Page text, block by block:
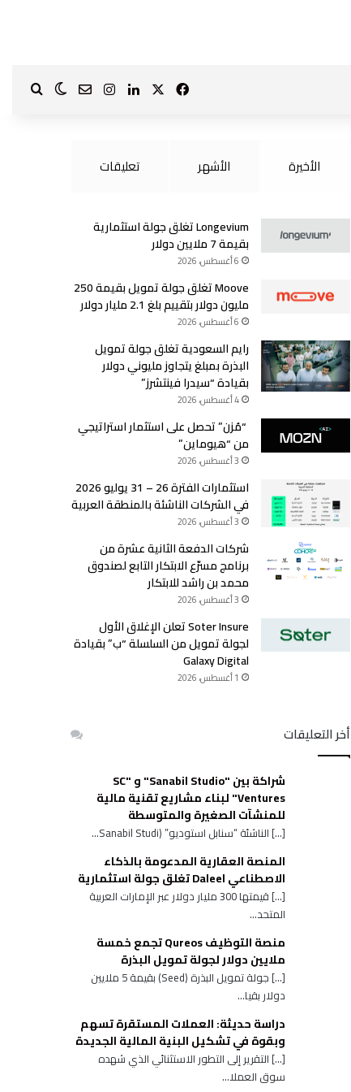
فيسبوك لينكدإنانستقرامالوضعبحث
الأخيرة الأشهر تعليقات
Longevium تغلق جولة استثمارية
بقيمة 7 ملايين دولار
6 أغسطس، 2026
Moove تغلق جولة تمويل بقيمة 250
مليون دولار بتقييم بلغ 2.1 مليار دولار
6 أغسطس، 2026
رايم السعودية تغلق جولة تمويل
البذرة بمبلغ يتجاوز مليوني دولار
بقيادة “سيدرا فينتشرز”
4 أغسطس، 2026
“مُزن” تحصل على استثمار استراتيجي
من “هيوماين”
3 أغسطس، 2026
استثمارات الفترة 26 – 31 يوليو 2026
في الشركات الناشئة بالمنطقة العربية
3 أغسطس، 2026
شركات الدفعة الثانية عشرة من
برنامج مسرّع الابتكار التابع لصندوق
محمد بن راشد للابتكار
3 أغسطس، 2026
Soter Insure تعلن الإغلاق الأول
لجولة تمويل من السلسلة “ب” بقيادة
Galaxy Digital
1 أغسطس، 2026
أخر التعليقات
شراكة بين "Sanabil Studio" و "SC
Ventures" لبناء مشاريع تقنية مالية
للمنشآت الصغيرة والمتوسطة
[…] الناشئة “سنابل استوديو” (Sanabil Studi...
المنصة العقارية المدعومة بالذكاء
الاصطناعي Daleel تغلق جولة استثمارية
[…] قيمتها 300 مليار دولار عبر الإمارات العربية
المتحد...
منصة التوظيف Qureos تجمع خمسة
ملايين دولار لجولة تمويل البذرة
[…] جولة تمويل البذرة (Seed) بقيمة 5 ملايين
دولار بقيا...
دراسة حديثة: العملات المستقرة تسهم
وبقوة في تشكيل البنية المالية الجديدة
[…] التقرير إلى التطور الاستثنائي الذي شهده
سوق العملا...